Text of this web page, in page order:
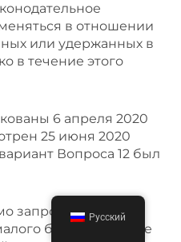
в отношении
или удержанных в
в течение этого
6 апреля 2020
25 июня 2020
Вопроса 12 был
запросить кредит
бизнеса в свете
Русский